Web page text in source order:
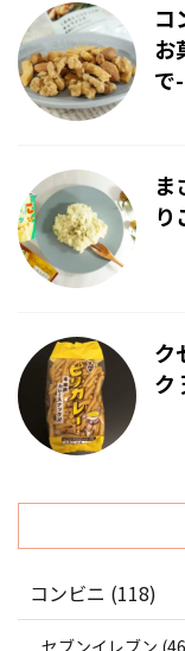
コ
お
で
ま
り
ク
ク
コンビニ (118)
セブンイレブン